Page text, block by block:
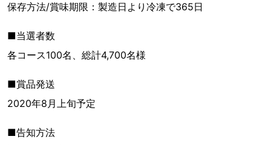
保存方法/賞味期限：製造日より冷凍で365日
■当選者数
各コース100名、総計4,700名様
■賞品発送
2020年8月上旬予定
■告知方法